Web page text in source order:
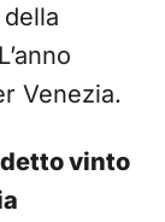
Venezia.
vinto